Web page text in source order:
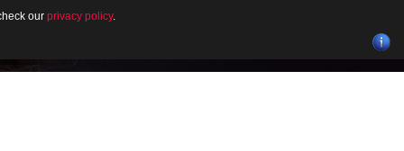
our privacy policy.